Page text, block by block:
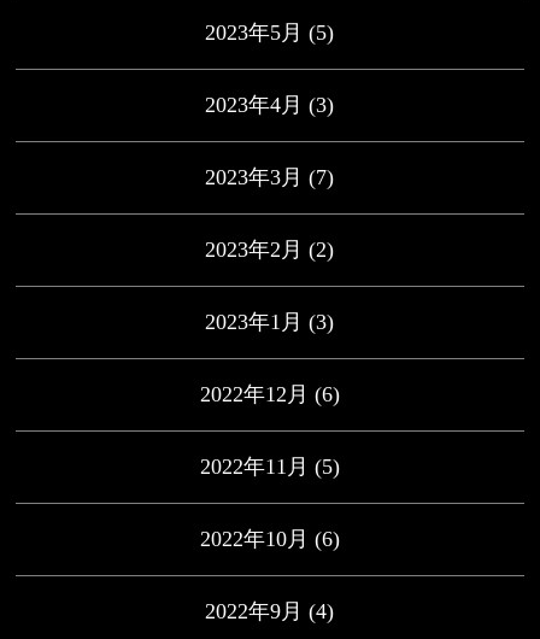
2023年5月 (5)
2023年4月 (3)
2023年3月 (7)
2023年2月 (2)
2023年1月 (3)
2022年12月 (6)
2022年11月 (5)
2022年10月 (6)
2022年9月 (4)